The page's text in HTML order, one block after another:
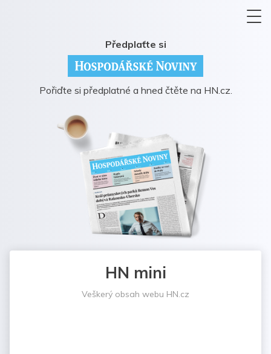
Předplaťte si
Pořiďte si předplatné a hned čtěte na HN.cz.
HN mini
Veškerý obsah webu HN.cz